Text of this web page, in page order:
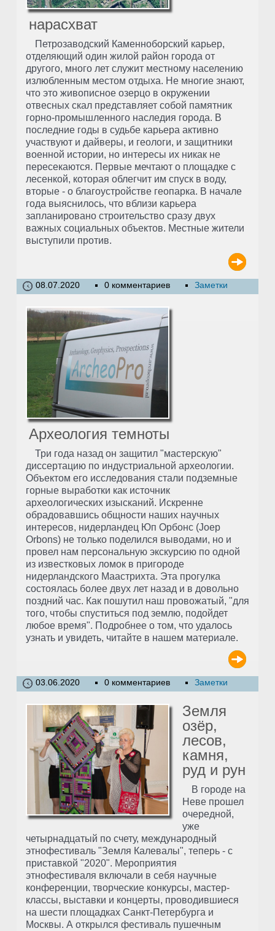
нарасхват
Петрозаводский Каменноборский карьер,
отделяющий один жилой район города от
другого, много лет служит местному населению
излюбленным местом отдыха. Не многие знают,
что это живописное озерцо в окружении
отвесных скал представляет собой памятник
горно-промышленного наследия города. В
последние годы в судьбе карьера активно
участвуют и дайверы, и геологи, и защитники
военной истории, но интересы их никак не
пересекаются. Первые мечтают о площадке с
лесенкой, которая облегчит им спуск в воду,
вторые - о благоустройстве геопарка. В начале
года выяснилось, что вблизи карьера
запланировано строительство сразу двух
важных социальных объектов. Местные жители
выступили против.
08.07.2020 0 комментариев Заметки
Археология темноты
Три года назад он защитил "мастерскую"
диссертацию по индустриальной археологии.
Объектом его исследования стали подземные
горные выработки как источник
археологических изысканий. Искренне
обрадовавшись общности наших научных
интересов, нидерландец Юп Орбонс (Joep
Orbons) не только поделился выводами, но и
провел нам персональную экскурсию по одной
из известковых ломок в пригороде
нидерландского Маастрихта. Эта прогулка
состоялась более двух лет назад и в довольно
поздний час. Как пошутил наш провожатый, "для
того, чтобы спуститься под землю, подойдет
любое время". Подробнее о том, что удалось
узнать и увидеть, читайте в нашем материале.
03.06.2020 0 комментариев Заметки
Земля
озёр,
лесов,
камня,
руд и рун
В городе на
Неве прошел
очередной,
уже
четырнадцатый по счету, международный
этнофестиваль "Земля Калевалы", теперь - с
приставкой "2020". Мероприятия
этнофестиваля включали в себя научные
конференции, творческие конкурсы, мастер-
классы, выставки и концерты, проводившиеся
на шести площадках Санкт-Петербурга и
Москвы. А открылся фестиваль пушечным